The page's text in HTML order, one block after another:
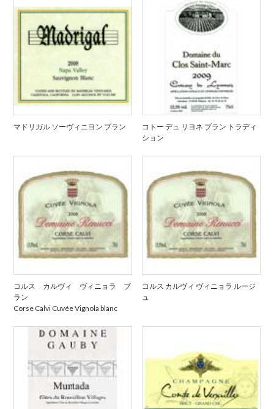
マドリガル ソーヴィニヨン ブラン
コトー デュ リヨネ ブラン トラディ
ション
コルス カルヴィ ヴィニョラ ブ
ラン
Corse Calvi Cuvée Vignola blanc
コルス カルヴィ ヴィニョラ ルージ
ュ